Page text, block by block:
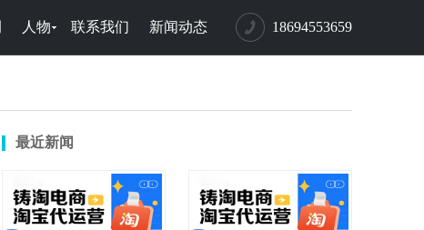
18694553659
人物 联系我们 新闻动态
最近新闻